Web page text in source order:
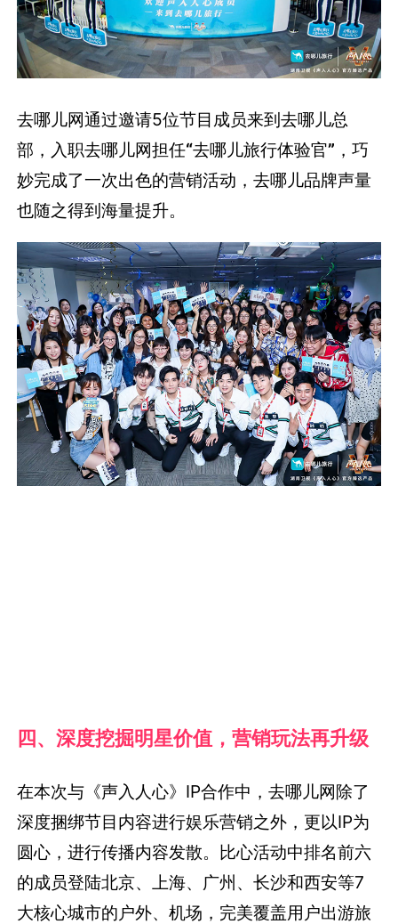
去哪儿网通过邀请5位节目成员来到去哪儿总
部，入职去哪儿网担任“去哪儿旅行体验官” ，巧
妙完成了一次出色的营销活动，去哪儿品牌声量
也随之得到海量提升。
四、深度挖掘明星价值，营销玩法再升级
在本次与《声入人心》IP合作中，去哪儿网除了
深度捆绑节目内容进行娱乐营销之外，更以IP为
圆心，进行传播内容发散。比心活动中排名前六
的成员登陆北京、上海、广州、长沙和西安等7
大核心城市的户外、机场，完美覆盖用户出游旅